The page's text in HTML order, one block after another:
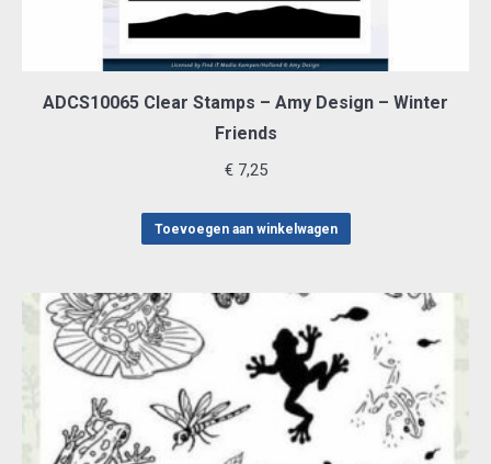
ADCS10065 Clear Stamps – Amy Design – Winter
Friends
€7,25
Toevoegen aan winkelwagen